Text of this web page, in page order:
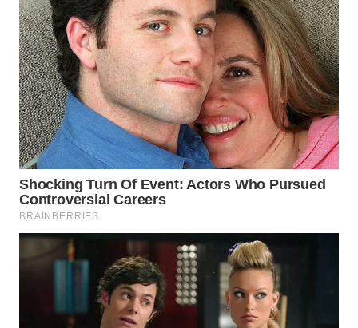
WAHANA
SPORT
WAHANA
UMKM
WAHANA
SELEB
WAHANA
PERSONA
WAHANA
WAHANA